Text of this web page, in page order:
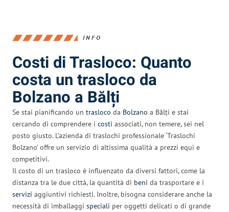
INFO
Costi di Trasloco: Quanto
costa un trasloco da
Bolzano a Bălți
Se stai pianificando un trasloco da Bolzano a Bălți e stai
cercando di comprendere i costi associati, non temere, sei nel
posto giusto. L’azienda di traslochi professionale ‘Traslochi
Bolzano’ offre un servizio di altissima qualità a prezzi equi e
competitivi.
Il costo di un trasloco è influenzato da diversi fattori, come la
distanza tra le due città, la quantità di beni da trasportare e i
servizi aggiuntivi richiesti. Inoltre, bisogna considerare anche la
necessità di imballaggi speciali per oggetti delicati o di grande